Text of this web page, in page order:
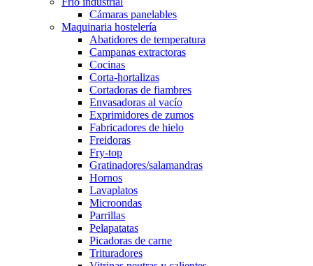
Cámaras panelables
Maquinaria hostelería
Abatidores de temperatura
Campanas extractoras
Cocinas
Corta-hortalizas
Cortadoras de fiambres
Envasadoras al vacío
Exprimidores de zumos
Fabricadores de hielo
Freidoras
Fry-top
Gratinadores/salamandras
Hornos
Lavaplatos
Microondas
Parrillas
Pelapatatas
Picadoras de carne
Trituradores